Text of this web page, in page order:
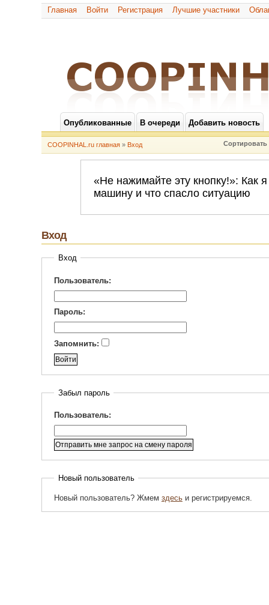
Главная Войти Регистрация Лучшие участники
Опубликованные В очереди Добавить новость
COOPINHAL.ru главная » Вход
Вход
Вход
Пользователь:
Пароль:
Запомнить:
Забыл пароль
Пользователь:
Новый пользователь
Новый пользователь? Жмем здесьи регистрируемся.